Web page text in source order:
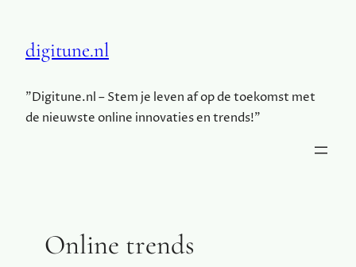
digitune.nl
"Digitune.nl – Stem je leven af op de toekomst met
de nieuwste online innovaties en trends!"
Online trends